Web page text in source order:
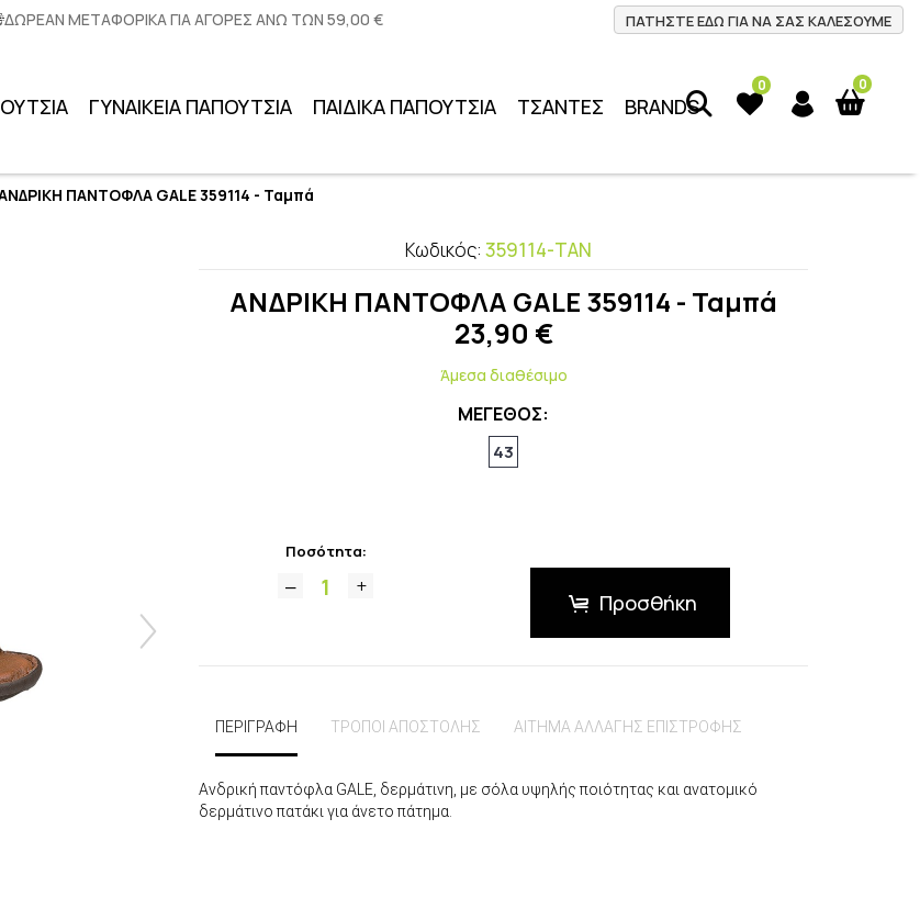
ΔΩΡΕΑΝ ΜΕΤΑΦΟΡΙΚΑ ΓΙΑ ΑΓΟΡΕΣ ΑΝΩ ΤΩΝ 59,00 € ΠΑΤΗΣΤΕ ΕΔΩ ΓΙΑ ΝΑ ΣΑΣ ΚΑΛΕΣΟΥΜΕ
0
0
ΓΥΝΑΙΚΕΙΑ ΠΑΠΟΥΤΣΙΑ ΠΑΙΔΙΚΑ ΠΑΠΟΥΤΣΙΑ ΤΣΑΝΤΕΣ BRANDS
ΠΑΝΤΟΦΛΑ GALE 359114 - Ταμπά
Κωδικός: 359114-TAN
ΑΝΔΡΙΚΗ ΠΑΝΤΟΦΛΑ GALE 359114 - Ταμπά
23,90 €
Άμεσα διαθέσιμο
ΜΕΓΕΘΟΣ:
43
Ποσότητα:
Προσθήκη
ΠΕΡΙΓΡΑΦΗ ΤΡΟΠΟΙ ΑΠΟΣΤΟΛΗΣ ΑΙΤΗΜΑ ΑΛΛΑΓΗΣ ΕΠΙΣΤΡΟΦΗΣ
Ανδρική παντόφλα GALE, δερμάτινη, με σόλα υψηλής ποιότητας και ανατομικό
δερμάτινο πατάκι για άνετο πάτημα.